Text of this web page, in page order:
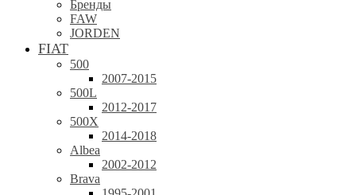
Бренды
FAW
JORDEN
FIAT
500
2007-2015
500L
2012-2017
500X
2014-2018
Albea
2002-2012
Brava